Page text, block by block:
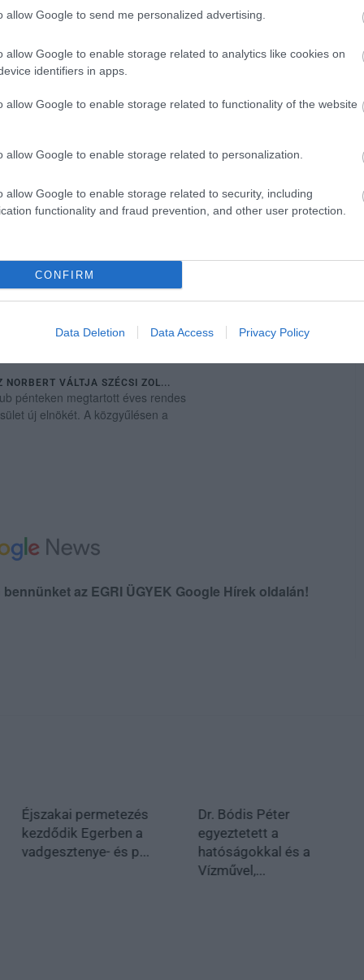
allow Google to send me personalized advertising.
allow Google to enable storage related to analytics like cookies on
identifiers in apps.
allow Google to enable storage related to functionality of the website
allow Google to enable storage related to personalization.
allow Google to enable storage related to security, including
functionality and fraud prevention, and other user protection.
CONFIRM
Data Deletion Data Access Privacy Policy
értelmezhető. Szécsi Zoltán májusban
miatt nem indul újra az elnöki
veszi át. A leköszönő klubvezető most
és támogatónak megköszönte az
vízilabda utánpótlása továbbra is az
nem az, hogy vannak-e tehetségek,
és szervezeti környezete lehetővé
felnőtt éljátékosokká
VÁLTJA SZÉCSI ZOL...
pénteken megtartott éves rendes
új elnökét. A közgyűlésen a
az EGRI ÜGYEK Google Hírek oldalán!
Éjszakai permetezés
kezdődik Egerben a
vadgesztenye- és p...
Dr. Bódis Péter
egyeztetett a
hatóságokkal és a
Vízművel,...